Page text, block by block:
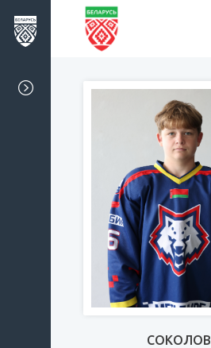
СОКОЛОВ